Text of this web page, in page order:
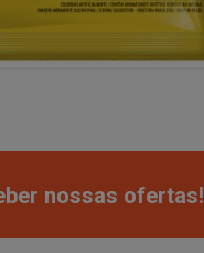
nossas ofertas!